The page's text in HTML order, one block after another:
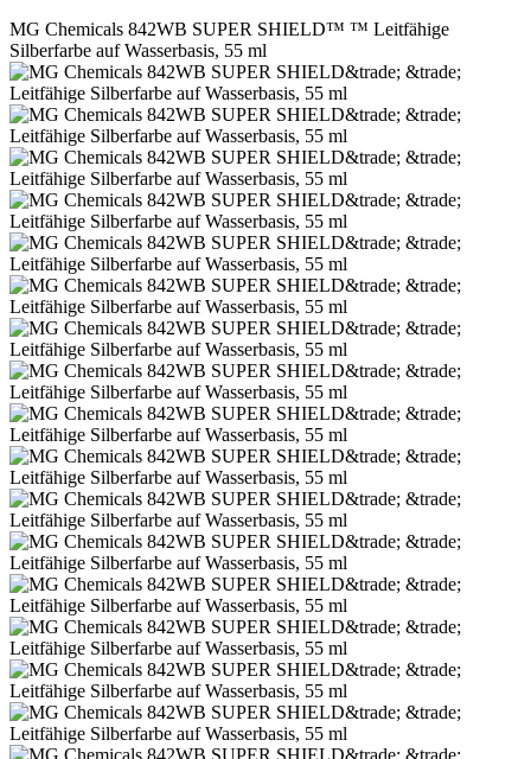
MG Chemicals 842WB SUPER SHIELD™ ™ Leitfähige
Silberfarbe auf Wasserbasis, 55 ml